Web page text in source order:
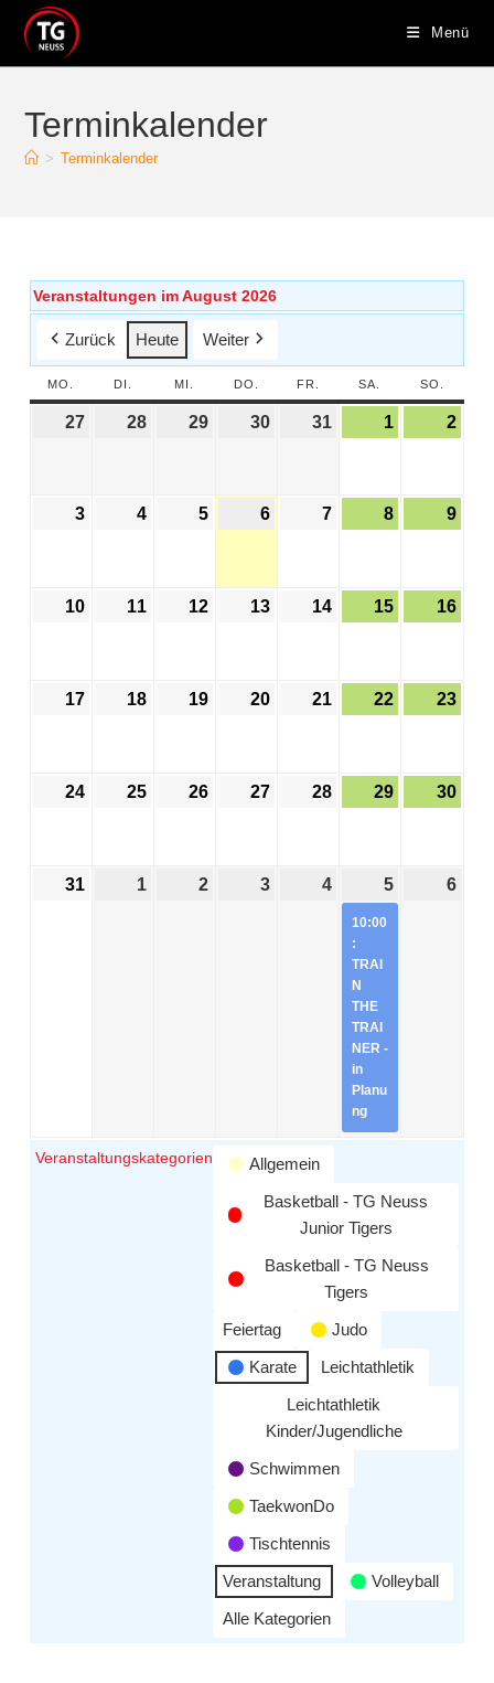
Menü
Terminkalender
> Terminkalender
Veranstaltungen im August 2026
Zurück Heute Weiter
MO. DI. MI. DO. FR. SA. SO.
27 28 29 30 31 1 2
3 4 5 6 7 8 9
10 11 12 13 14 15 16
17 18 19 20 21 22 23
24 25 26 27 28 29 30
31 1 2 3 4 5
10:00
:
TRAI
N
THE
TRAI
NER -
in
Planu
ng
6
Veranstaltungskategorien
Allgemein
Basketball - TG Neuss
Junior Tigers
Basketball - TG Neuss
Tigers
Feiertag
Judo
Karate
Leichtathletik
Leichtathletik
Kinder/Jugendliche
Schwimmen
TaekwonDo
Tischtennis
Veranstaltung
Volleyball
Alle Kategorien